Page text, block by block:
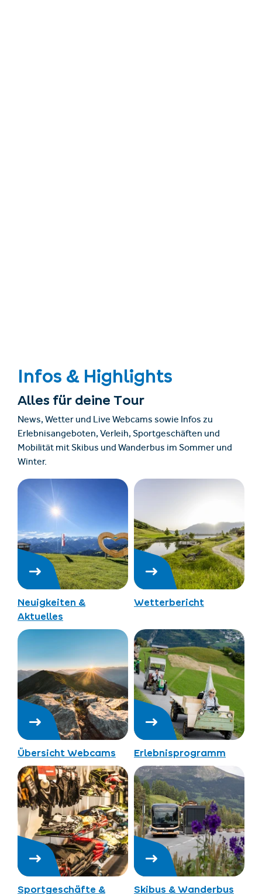
Infos & Highlights
Alles für deine Tour
News, Wetter und Live Webcams sowie Infos zu
Erlebnisangeboten, Verleih, Sportgeschäften und
Mobilität mit Skibus und Wanderbus im Sommer und
Winter.
Neuigkeiten &
Aktuelles
Wetterbericht
Übersicht Webcams Erlebnisprogramm
Sportgeschäfte &
Skibus & Wanderbus